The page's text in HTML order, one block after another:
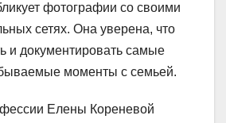
фотографии со своими
сетях. Она уверена, что
и документировать самые
моменты с семьей.
Елены Кореневой